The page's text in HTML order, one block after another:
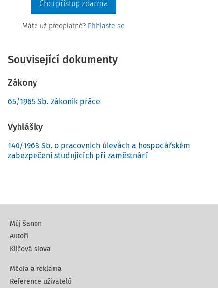
Chci přístup zdarma
Máte už předplatné? Přihlaste se
Související dokumenty
Zákony
65/1965 Sb. Zákoník práce
Vyhlášky
140/1968 Sb. o pracovních úlevách a hospodářském
zabezpečení studujících při zaměstnání
Můj šanon
Autoři
Klíčová slova
Média a reklama
Reference uživatelů